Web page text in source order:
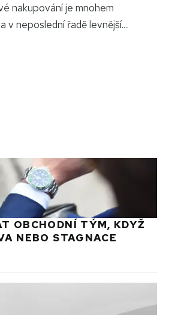
nakupování je mnohem
v neposlední řadě levnější....
OBCHODNÍ TÝM, KDYŽ
NEBO STAGNACE